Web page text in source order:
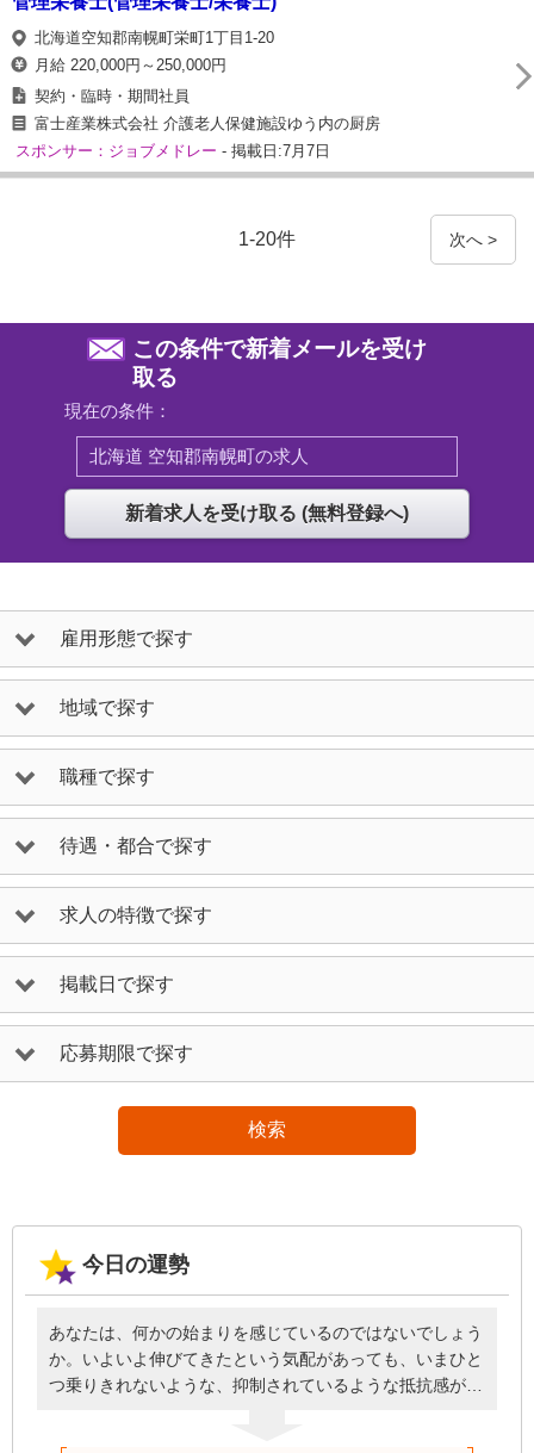
北海道空知郡南幌町栄町1丁目1-20
月給 220,000円～250,000円
契約・臨時・期間社員
富士産業株式会社 介護老人保健施設ゆう内の厨房
スポンサー：ジョブメドレー - 掲載日:7月7日
1-20件 次へ >
この条件で新着メールを受け
取る
現在の条件：
北海道 空知郡南幌町の求人
雇用形態で探す
地域で探す
職種で探す
待遇・都合で探す
求人の特徴で探す
掲載日で探す
応募期限で探す
検索
今日の運勢
あなたは、何かの始まりを感じているのではないでしょう
か。いよいよ伸びてきたという気配があっても、いまひと
つ乗りきれないような、抑制されているような抵抗感があ